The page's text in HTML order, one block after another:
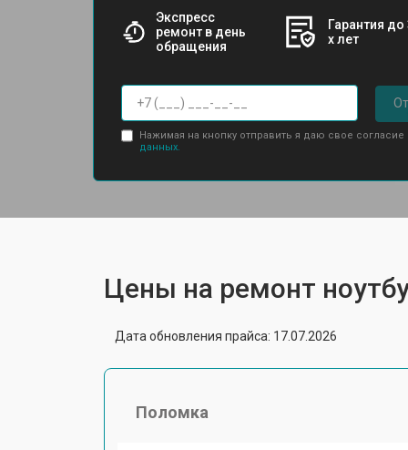
Экспресс
ремонт в день
обращения
Гарантия до
х лет
Нажимая на кнопку отправить я даю свое согласие
данных.
Цены на ремонт
Дата обновления прайса: 17.07.2026
Поломка